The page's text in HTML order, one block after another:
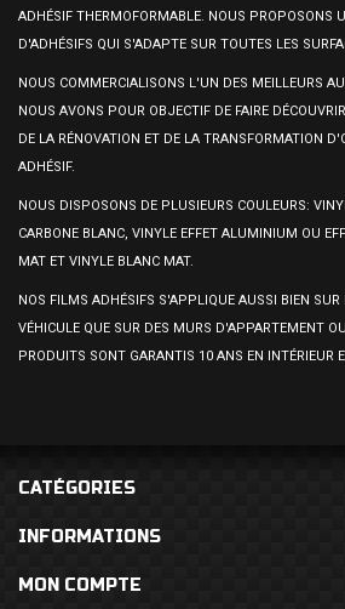
ADHÉSIF THERMOFORMABLE. NOUS PROPOSONS
D'ADHÉSIFS QUI S'ADAPTE SUR TOUTES LES
NOUS COMMERCIALISONS L'UN DES MEILLEURS
NOUS AVONS POUR OBJECTIF DE FAIRE
DE LA RÉNOVATION ET DE LA TRANSFORMATION
ADHÉSIF.
NOUS DISPOSONS DE PLUSIEURS COULEURS:
CARBONE BLANC, VINYLE EFFET ALUMINIUM OU
MAT ET VINYLE BLANC MAT.
NOS FILMS ADHÉSIFS S'APPLIQUE AUSSI BIEN SUR
VÉHICULE QUE SUR DES MURS D'APPARTEMENT
PRODUITS SONT GARANTIS 10 ANS EN INTÉRIEUR
CATÉGORIES
INFORMATIONS
MON COMPTE